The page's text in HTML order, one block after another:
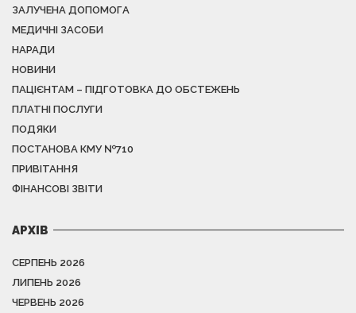
ЗАЛУЧЕНА ДОПОМОГА
МЕДИЧНІ ЗАСОБИ
НАРАДИ
НОВИНИ
ПАЦІЄНТАМ – ПІДГОТОВКА ДО ОБСТЕЖЕНЬ
ПЛАТНІ ПОСЛУГИ
ПОДЯКИ
ПОСТАНОВА КМУ №710
ПРИВІТАННЯ
ФІНАНСОВІ ЗВІТИ
АРХІВ
СЕРПЕНЬ 2026
ЛИПЕНЬ 2026
ЧЕРВЕНЬ 2026